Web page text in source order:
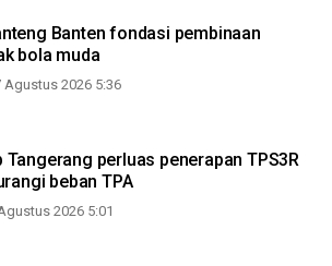
Banten fondasi pembinaan
bola muda
Agustus 2026 5:36
Tangerang perluas penerapan TPS3R
beban TPA
2026 5:01